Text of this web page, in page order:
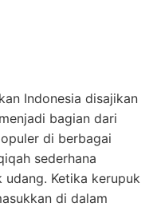
Indonesia disajikan
bagian dari
di berbagai
sederhana
udang. Ketika kerupuk
di dalam